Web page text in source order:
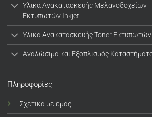
Υλικά Ανακατασκευής Μελανοδοχείων
Εκτυπωτών Inkjet
Υλικά Ανακατασκευής Toner
Αναλώσιμα και Εξοπλισμός
Πληροφορίες
Σχετικά με εμάς